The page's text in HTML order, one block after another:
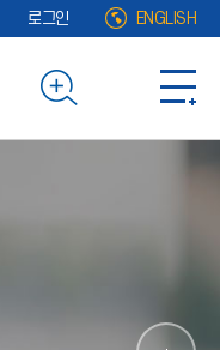
로그인 ENGLISH